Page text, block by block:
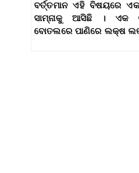
ବର୍ତ୍ତମାନ ଏହି ବିଷୟରେ
ସାମ୍ନାକୁ ଆସିଛି । ଏକ
ବୋତଲରେ ପାଣିରେ ଲକ୍ଷ